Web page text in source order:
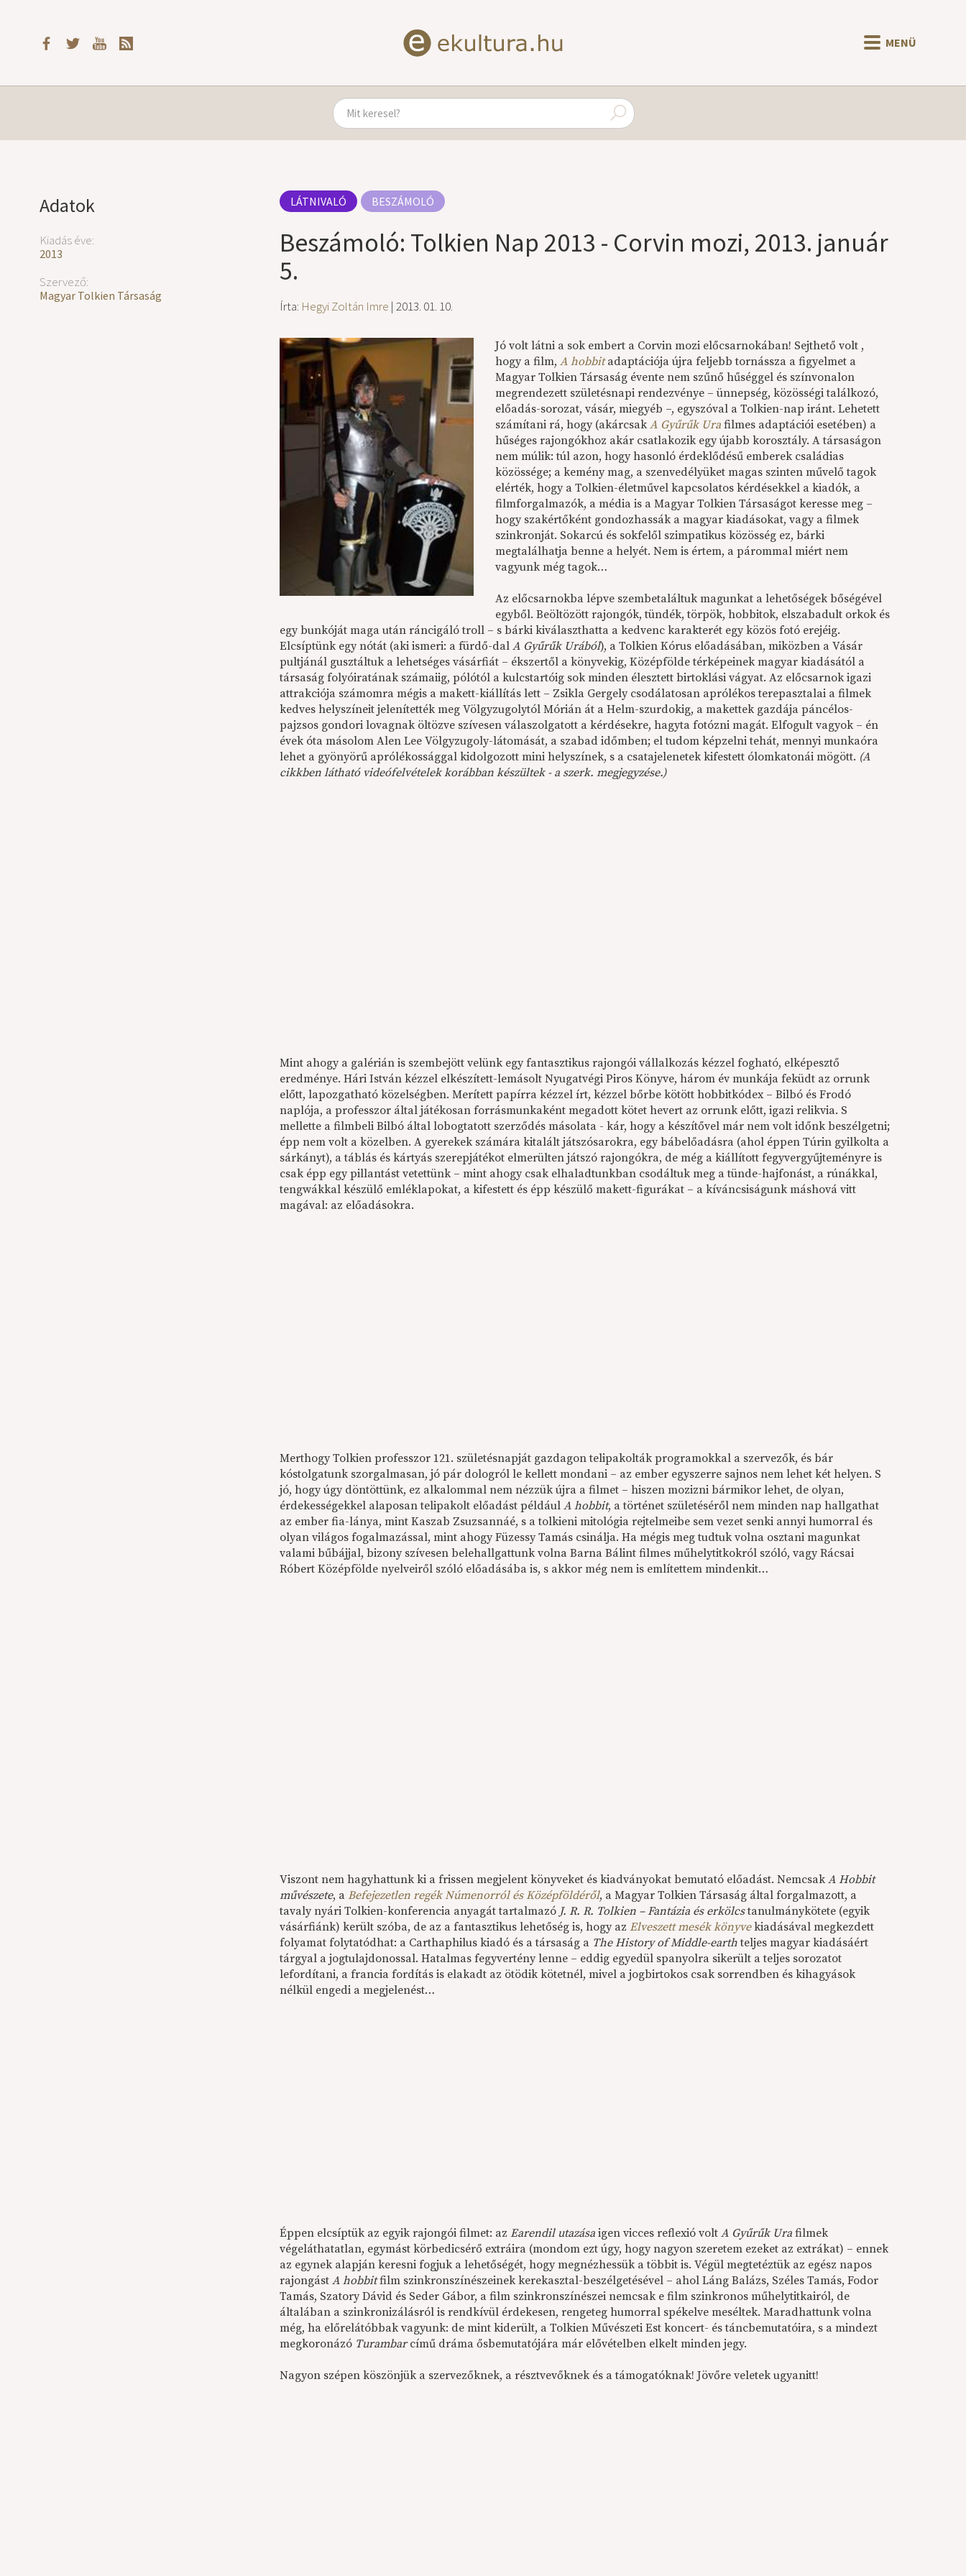
MENÜ
Adatok
Kiadás éve:
2013
Szervező:
Magyar Tolkien Társaság
LÁTNIVALÓ BESZÁMOLÓ
Beszámoló: Tolkien Nap 2013 - Corvin mozi, 2013. január
5.
Írta: Hegyi Zoltán Imre | 2013. 01. 10.
Jó volt látni a sok embert a Corvin mozi előcsarnokában! Sejthető volt ,
hogy a film,A hobbit adaptációja újra feljebb tornássza a figyelmet a
Magyar Tolkien Társaság évente nem szűnő hűséggel és színvonalon
megrendezett születésnapi rendezvénye – ünnepség, közösségi találkozó,
előadás-sorozat, vásár, miegyéb –, egyszóval a Tolkien-nap iránt. Lehetett
számítani rá, hogy (akárcsakA Gyűrűk Ura filmes adaptációi esetében) a
hűséges rajongókhoz akár csatlakozik egy újabb korosztály. A társaságon
nem múlik: túl azon, hogy hasonló érdeklődésű emberek családias
közössége; a kemény mag, a szenvedélyüket magas szinten művelő tagok
elérték, hogy a Tolkien-életművel kapcsolatos kérdésekkel a kiadók, a
filmforgalmazók, a média is a Magyar Tolkien Társaságot keresse meg –
hogy szakértőként gondozhassák a magyar kiadásokat, vagy a filmek
szinkronját. Sokarcú és sokfelől szimpatikus közösség ez, bárki
megtalálhatja benne a helyét. Nem is értem, a párommal miért nem
vagyunk még tagok…
Az előcsarnokba lépve szembetaláltuk magunkat a lehetőségek bőségével
egyből. Beöltözött rajongók, tündék, törpök, hobbitok, elszabadult orkok és
egy bunkóját maga után ráncigáló troll – s bárki kiválaszthatta a kedvenc karakterét egy közös fotó erejéig.
Elcsíptünk egy nótát (aki ismeri: a fürdő-dalA Gyűrűk Urából), a Tolkien Kórus előadásában, miközben a Vásár
pultjánál gusztáltuk a lehetséges vásárfiát – ékszertől a könyvekig, Középfölde térképeinek magyar kiadásától a
társaság folyóiratának számaiig, pólótól a kulcstartóig sok minden élesztett birtoklási vágyat. Az előcsarnok igazi
attrakciója számomra mégis a makett-kiállítás lett – Zsikla Gergely csodálatosan aprólékos terepasztalai a filmek
kedves helyszíneit jelenítették meg Völgyzugolytól Mórián át a Helm-szurdokig, a makettek gazdája páncélos-
pajzsos gondori lovagnak öltözve szívesen válaszolgatott a kérdésekre, hagyta fotózni magát. Elfogult vagyok – én
évek óta másolom Alen Lee Völgyzugoly-látomását, a szabad időmben; el tudom képzelni tehát, mennyi munkaóra
lehet a gyönyörű aprólékossággal kidolgozott mini helyszínek, s a csatajelenetek kifestett ólomkatonái mögött. (A
cikkben látható videófelvételek korábban készültek - a szerk. megjegyzése.)
Mint ahogy a galérián is szembejött velünk egy fantasztikus rajongói vállalkozás kézzel fogható, elképesztő
eredménye. Hári István kézzel elkészített-lemásolt Nyugatvégi Piros Könyve, három év munkája feküdt az orrunk
előtt, lapozgatható közelségben. Merített papírra kézzel írt, kézzel bőrbe kötött hobbitkódex – Bilbó és Frodó
naplója, a professzor által játékosan forrásmunkaként megadott kötet hevert az orrunk előtt, igazi relikvia. S
mellette a filmbeli Bilbó által lobogtatott szerződés másolata - kár, hogy a készítővel már nem volt időnk beszélgetni;
épp nem volt a közelben. A gyerekek számára kitalált játszósarokra, egy bábelőadásra (ahol éppen Túrin gyilkolta a
sárkányt), a táblás és kártyás szerepjátékot elmerülten játszó rajongókra, de még a kiállított fegyvergyűjteményre is
csak épp egy pillantást vetettünk – mint ahogy csak elhaladtunkban csodáltuk meg a tünde-hajfonást, a rúnákkal,
tengwákkal készülő emléklapokat, a kifestett és épp készülő makett-figurákat – a kíváncsiságunk máshová vitt
magával: az előadásokra.
Merthogy Tolkien professzor 121. születésnapját gazdagon telipakolták programokkal a szervezők, és bár
kóstolgatunk szorgalmasan, jó pár dologról le kellett mondani – az ember egyszerre sajnos nem lehet két helyen. S
jó, hogy úgy döntöttünk, ez alkalommal nem nézzük újra a filmet – hiszen mozizni bármikor lehet, de olyan,
érdekességekkel alaposan telipakolt előadást példáulA hobbit, a történet születéséről nem minden nap hallgathat
az ember fia-lánya, mint Kaszab Zsuzsannáé, s a tolkieni mitológia rejtelmeibe sem vezet senki annyi humorral és
olyan világos fogalmazással, mint ahogy Füzessy Tamás csinálja. Ha mégis meg tudtuk volna osztani magunkat
valami bűbájjal, bizony szívesen belehallgattunk volna Barna Bálint filmes műhelytitkokról szóló, vagy Rácsai
Róbert Középfölde nyelveiről szóló előadásába is, s akkor még nem is említettem mindenkit…
Viszont nem hagyhattunk ki a frissen megjelent könyveket és kiadványokat bemutató előadást. NemcsakA Hobbit
művészete, aBefejezetlen regék Númenorról és Középföldéről, a Magyar Tolkien Társaság által forgalmazott, a
tavaly nyári Tolkien-konferencia anyagát tartalmazó J. R. R. Tolkien – Fantázia és erkölcstanulmánykötete (egyik
vásárfiánk) került szóba, de az a fantasztikus lehetőség is, hogy azElveszett mesék könyve kiadásával megkezdett
folyamat folytatódhat: a Carthaphilus kiadó és a társaság a The History of Middle-earthteljes magyar kiadásáért
tárgyal a jogtulajdonossal. Hatalmas fegyvertény lenne – eddig egyedül spanyolra sikerült a teljes sorozatot
lefordítani, a francia fordítás is elakadt az ötödik kötetnél, mivel a jogbirtokos csak sorrendben és kihagyások
nélkül engedi a megjelenést…
Éppen elcsíptük az egyik rajongói filmet: azEarendil utazása igen vicces reflexió voltA Gyűrűk Ura filmek
végeláthatatlan, egymást körbedicsérő extráira (mondom ezt úgy, hogy nagyon szeretem ezeket az extrákat) – ennek
az egynek alapján keresni fogjuk a lehetőségét, hogy megnézhessük a többit is. Végül megtetéztük az egész napos
rajongástA hobbitfilm szinkronszínészeinek kerekasztal-beszélgetésével – ahol Láng Balázs, Széles Tamás, Fodor
Tamás, Szatory Dávid és Seder Gábor, a film szinkronszínészei nemcsak e film szinkronos műhelytitkairól, de
általában a szinkronizálásról is rendkívül érdekesen, rengeteg humorral spékelve meséltek. Maradhattunk volna
még, ha előrelátóbbak vagyunk: de mint kiderült, a Tolkien Művészeti Est koncert- és táncbemutatóira, s a mindezt
megkoronázó Turambarcímű dráma ősbemutatójára már elővételben elkelt minden jegy.
Nagyon szépen köszönjük a szervezőknek, a résztvevőknek és a támogatóknak! Jövőre veletek ugyanitt!